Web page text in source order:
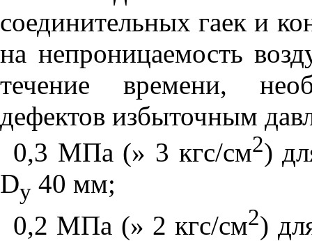
соединительных гаек и
на непроницаемость
течение времени,
дефектов избыточным
0,3 МПа (» 3 кгс/см2)
Dу 40 мм;
0,2 МПа (» 2 кгс/см2)